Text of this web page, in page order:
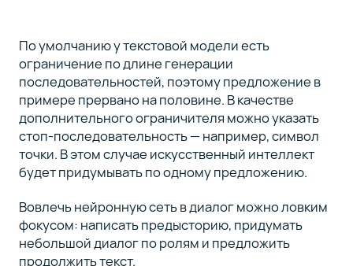
По умолчанию у текстовой модели есть
ограничение по длине генерации
последовательностей, поэтому предложение в
примере прервано на половине. В качестве
дополнительного ограничителя можно указать
стоп-последовательность — например, символ
точки. В этом случае искусственный интеллект
будет придумывать по одному предложению.
Вовлечь нейронную сеть в диалог можно ловким
фокусом: написать предысторию, придумать
небольшой диалог по ролям и предложить
продолжить текст.